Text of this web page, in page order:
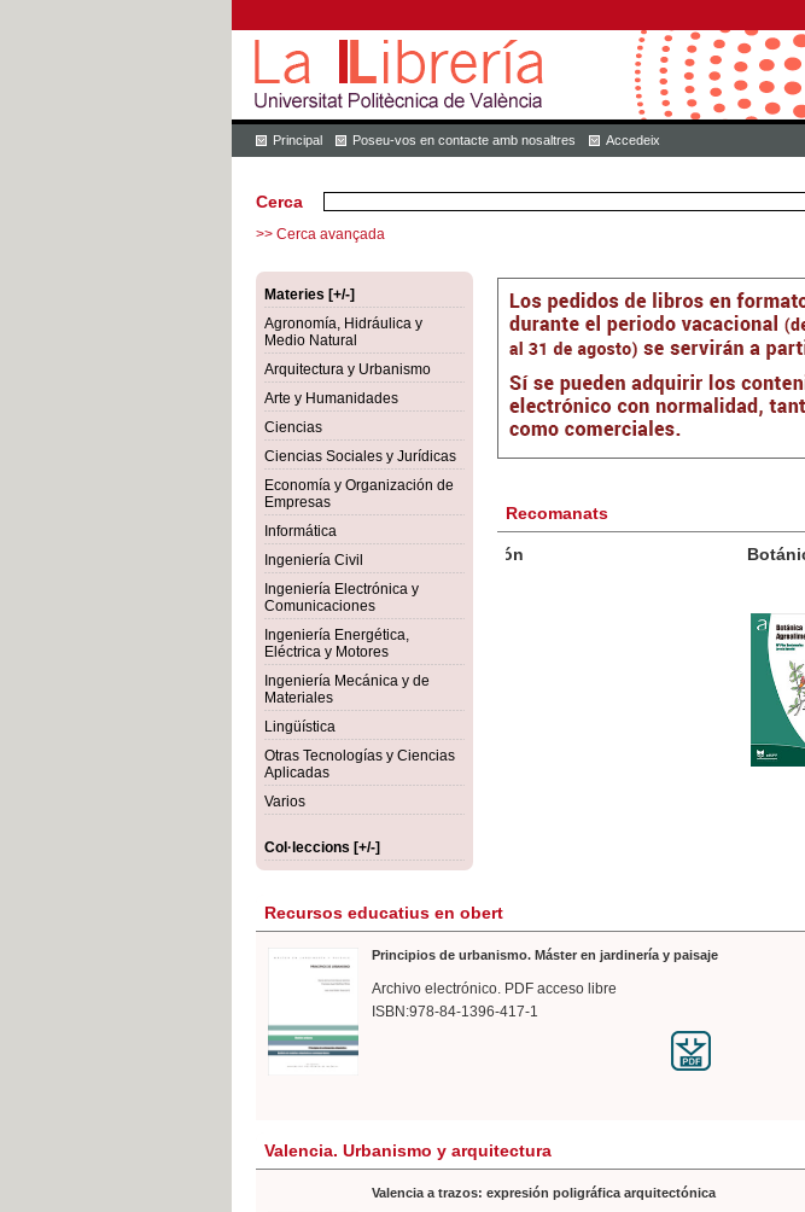
Principal Poseu-vos en contacte amb nosaltres Accedeix
Cerca
>> Cerca avançada
Materies [+/-]
Agronomía, Hidráulica y
Medio Natural
Arquitectura y Urbanismo
Arte y Humanidades
Ciencias
Ciencias Sociales y Jurídicas
Economía y Organización de
Empresas
Informática
Ingeniería Civil
Ingeniería Electrónica y
Comunicaciones
Ingeniería Energética,
Eléctrica y Motores
Ingeniería Mecánica y de
Materiales
Lingüística
Otras Tecnologías y Ciencias
Aplicadas
Varios
Col·leccions [+/-]
Recomanats
Botánica Agroalimentaria
35,00 €
IVA INCLÒS
Recursos educatius en obert
Principios de urbanismo. Máster en jardinería y paisaje
Archivo electrónico. PDF acceso libre
ISBN:978-84-1396-417-1
Valencia. Urbanismo y arquitectura
Valencia a trazos: expresión poligráfica arquitectónica